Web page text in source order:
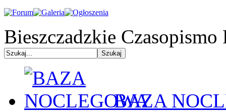
Bieszczadzkie Czasopismo
BAZA